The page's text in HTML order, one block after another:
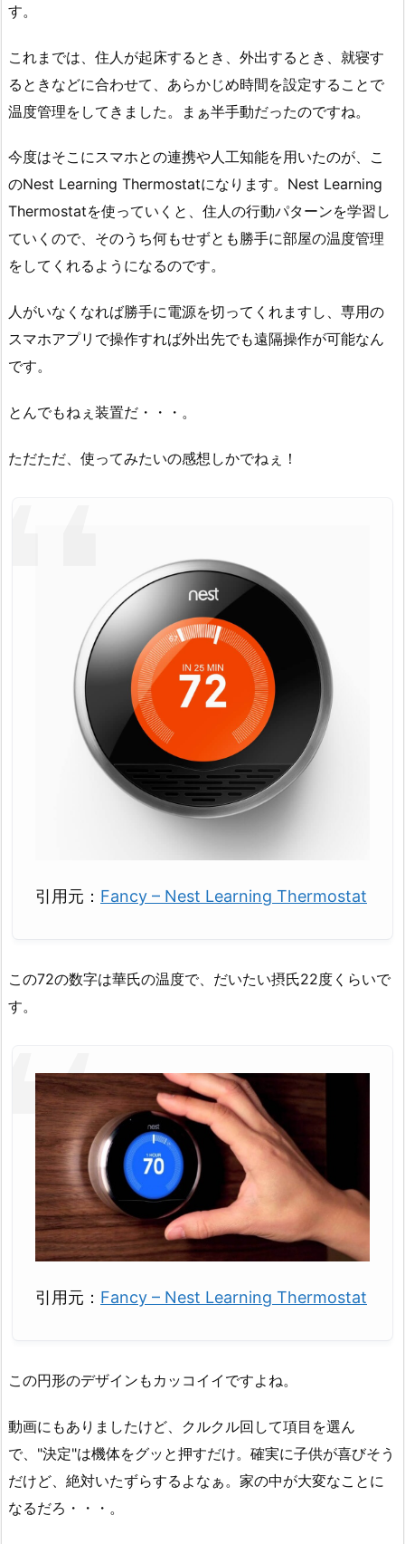
す。
これまでは、住人が起床するとき、外出するとき、就寝す
るときなどに合わせて、あらかじめ時間を設定することで
温度管理をしてきました。まぁ半手動だったのですね。
今度はそこにスマホとの連携や人工知能を用いたのが、こ
のNest Learning Thermostatになります。Nest Learning
Thermostatを使っていくと、住人の行動パターンを学習し
ていくので、そのうち何もせずとも勝手に部屋の温度管理
をしてくれるようになるのです。
人がいなくなれば勝手に電源を切ってくれますし、専用の
スマホアプリで操作すれば外出先でも遠隔操作が可能なん
です。
とんでもねぇ装置だ・・・。
ただただ、使ってみたいの感想しかでねぇ！
引用元： Fancy – Nest Learning Thermostat
この72の数字は華氏の温度で、だいたい摂氏22度くらいで
す。
引用元： Fancy – Nest Learning Thermostat
この円形のデザインもカッコイイですよね。
動画にもありましたけど、クルクル回して項目を選ん
で、"決定"は機体をグッと押すだけ。確実に子供が喜びそう
だけど、絶対いたずらするよなぁ。家の中が大変なことに
なるだろ・・・。